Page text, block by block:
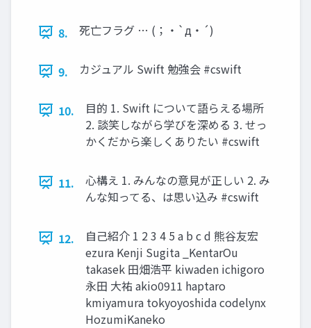
8. 死亡フラグ … (；・`д・´)
9. カジュアル Swift 勉強会 #cswift
10.
⽬的 1. Swift について語らえる場所
2. 談笑しながら学びを深める 3. せっ
かくだから楽しくありたい #cswift
11.
⼼構え 1. みんなの意⾒が正しい 2. み
んな知ってる、は思い込み #cswift
12.
⾃⼰紹介 1 2 3 4 5 a b c d 熊⾕友宏
ezura Kenji Sugita _KentarOu
takasek ⽥畑浩平 kiwaden ichigoro
永⽥ ⼤祐 akio0911 haptaro
kmiyamura tokyoyoshida codelynx
HozumiKaneko